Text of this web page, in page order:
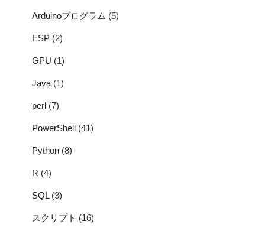
Arduinoプログラム (5)
ESP (2)
GPU (1)
Java (1)
perl (7)
PowerShell (41)
Python (8)
R (4)
SQL(3)
スクリプト (16)